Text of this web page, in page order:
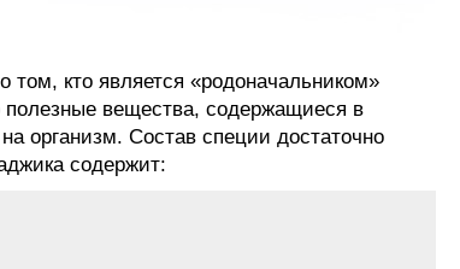
кто является «родоначальником»
вещества, содержащиеся в
организм. Состав специи достаточно
содержит: